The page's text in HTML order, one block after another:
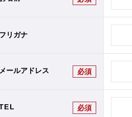
フリガナ
メールアドレス 必須
必須